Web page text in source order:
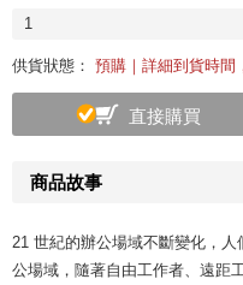
商品故事
21 世紀的辦公場域不斷變化，
公場域，隨著自由工作者、遠距
1
供貨狀態： 預購｜詳細到貨時間
直接購買